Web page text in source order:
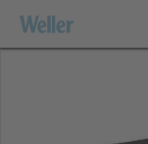
Hauptinhalt